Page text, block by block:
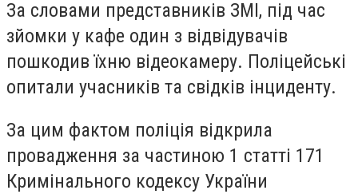
За словами представників ЗМІ, під час
зйомки у кафе один з відвідувачів
пошкодив їхню відеокамеру. Поліцейські
опитали учасників та свідків інциденту.
За цим фактом поліція відкрила
провадження за частиною 1 статті 171
Кримінального кодексу України